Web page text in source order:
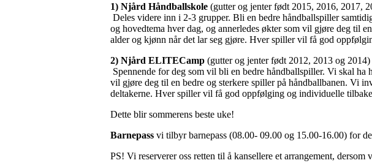
1) Njård Håndballskole (gutter og jenter født 2015, 2016, 2017,
Deles videre inn i 2-3 grupper. Bli en bedre håndballspiller
og hovedtema hver dag, og annerledes økter som vil gjøre deg til
alder og kjønn når det lar seg gjøre. Hver spiller vil få god
2) Njård ELITECamp (gutter og jenter født 2012, 2013 og 2014)
Spennende for deg som vil bli en bedre håndballspiller. Vi skal
vil gjøre deg til en bedre og sterkere spiller på håndballbanen. Vi
deltakerne. Hver spiller vil få god oppfølging og individuelle
Dette blir sommerens beste uke!
Barnepass vi tilbyr barnepass (08.00- 09.00 og 15.00-16.00) for
PS! Vi reserverer oss retten til å kansellere et arrangement,